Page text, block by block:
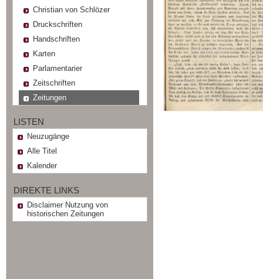
Christian von Schlözer
Druckschriften
Handschriften
Karten
Parlamentarier
Zeitschriften
Zeitungen
LISTEN
Neuzugänge
Alle Titel
Kalender
DIREKTE LINKS
Disclaimer Nutzung von
historischen Zeitungen